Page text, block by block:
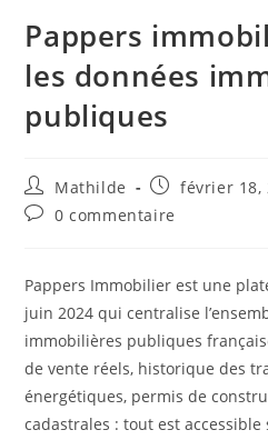
Pappers
les données
publiques
Mathilde février 18,
0 commentaire
Pappers Immobilier est une
juin 2024 qui centralise
immobilières publiques
de vente réels, historique des
énergétiques, permis de
cadastrales : tout est